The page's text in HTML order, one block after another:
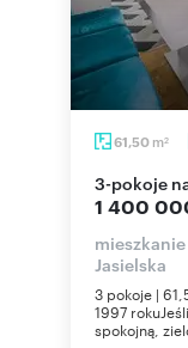
61,50 m2
3-pokoje
1 400
Jasielska
3 pokoje |
1997
spokojną,